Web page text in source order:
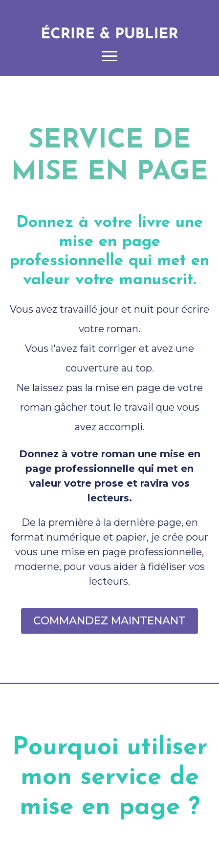
SERVICE DE
MISE EN PAGE
Donnez à votre livre une
mise en page
professionnelle qui met en
valeur votre manuscrit.
Vous avez travaillé jour et nuit pour écrire
votre roman.
Vous l'avez fait corriger et avez une
couverture au top.
Ne laissez pas la mise en page de votre
roman gâcher tout le travail que vous
avez accompli.
Donnez à votre roman une mise en
page professionnelle qui met en
valeur votre prose et ravira vos
lecteurs.
De la première à la dernière page, en
format numérique et papier, je crée pour
vous une mise en page professionnelle,
moderne, pour vous aider à fidéliser vos
lecteurs.
COMMANDEZ MAINTENANT
Pourquoi utiliser
mon service de
mise en page ?